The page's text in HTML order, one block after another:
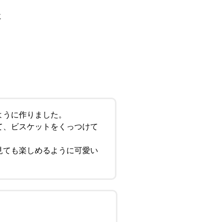
に作りました。
ビスケットをくっつけて
も楽しめるように可愛い